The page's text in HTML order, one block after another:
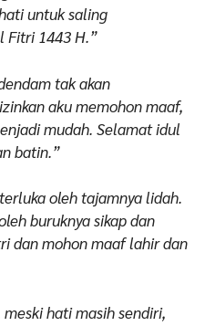
untuk saling
Fitri 1443 H.”
tak akan
aku memohon maaf,
mudah. Selamat idul
batin.”
oleh tajamnya lidah.
buruknya sikap dan
dan mohon maaf lahir dan
hati masih sendiri,